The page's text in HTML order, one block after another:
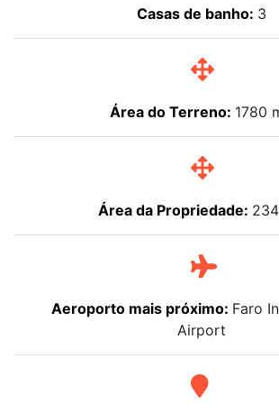
Casas de banho: 3
Área do Terreno: 1780
Área da Propriedade:
Aeroporto mais próximo: Faro
Airport